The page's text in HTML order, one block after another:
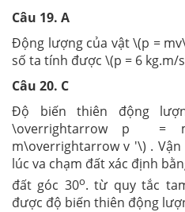
Câu 19. A
Động lượng của vật \(p =
số ta tính được \(p = 6 kg.m/
Câu 20. C
Độ biến thiên động
\overrightarrow p =
m\overrightarrow v '\) .
lúc va chạm đất xác định
đất góc 30o. từ quy tắc
được độ biến thiên động